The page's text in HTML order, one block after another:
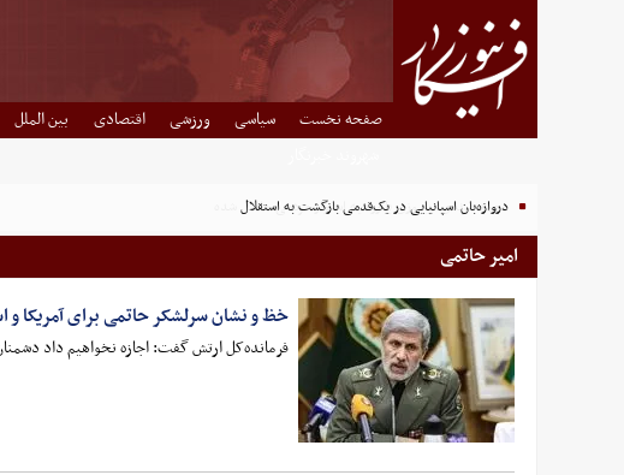
صفحه نخست سیاسی ورزشی اقتصادی بین الملل
دروازه‌بان اسپانیایی در یک‌قدمی بازگشت به استقلال
امیر حاتمی
خظ و نشان سرلشکر حاتمی برای آمریکا و
فرمانده‌کل ارتش گفت: اجازه نخواهیم داد